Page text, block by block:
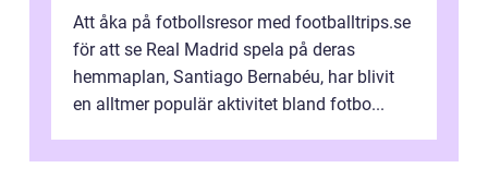
Att åka på fotbollsresor med footballtrips.se
för att se Real Madrid spela på deras
hemmaplan, Santiago Bernabéu, har blivit
en alltmer populär aktivitet bland fotbo...